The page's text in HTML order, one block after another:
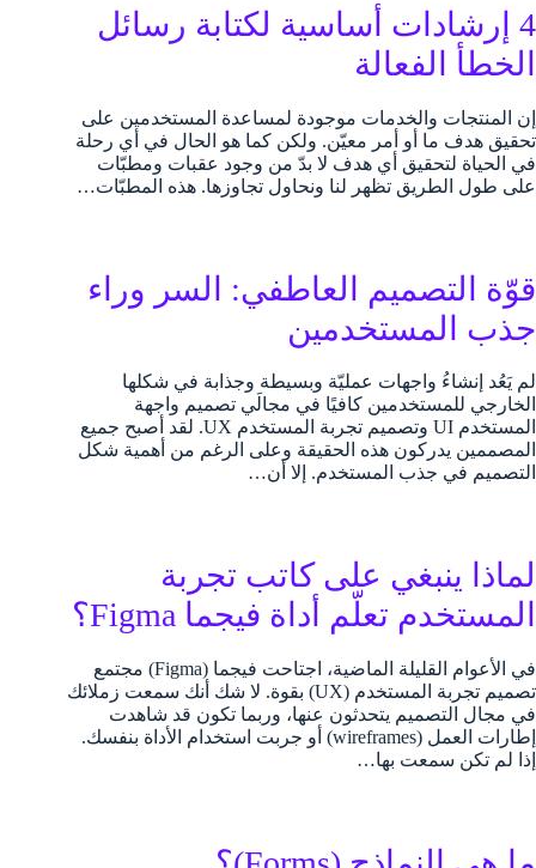
4 إرشادات أساسية لكتابة رسائل
الخطأ الفعالة
إن المنتجات والخدمات موجودة لمساعدة المستخدمين على
تحقيق هدف ما أو أمر معيّن. ولكن كما هو الحال في أي رحلة
في الحياة لتحقيق أي هدف لا بدّ من وجود عقبات ومطبّات
على طول الطريق تظهر لنا ونحاول تجاوزها. هذه المطبّات…
قوّة التصميم العاطفي: السر وراء
جذب المستخدمين
لم يَعُد إنشاءُ واجهات عمليّة وبسيطة وجذابة في شكلها
الخارجي للمستخدمين كافيًا في مجالَي تصميم واجهة
المستخدم UI وتصميم تجربة المستخدم UX. لقد أصبح جميع
المصممين يدركون هذه الحقيقة وعلى الرغم من أهمية شكل
التصميم في جذب المستخدم. إلا أن…
لماذا ينبغي على كاتب تجربة
المستخدم تعلّم أداة فيجما Figma؟
في الأعوام القليلة الماضية، اجتاحت فيجما (Figma) مجتمع
تصميم تجربة المستخدم (UX) بقوة. لا شك أنك سمعت زملائك
في مجال التصميم يتحدثون عنها، وربما تكون قد شاهدت
إطارات العمل (wireframes) أو جربت استخدام الأداة بنفسك.
إذا لم تكن سمعت بها…